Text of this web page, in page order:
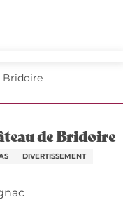
Bridoire
de Bridoire
DIVERTISSEMENT